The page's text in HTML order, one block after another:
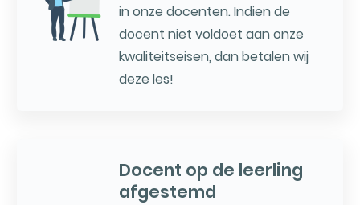
in onze docenten. Indien de
docent niet voldoet aan onze
kwaliteitseisen, dan betalen wij
deze les!
Docent op de leerling
afgestemd